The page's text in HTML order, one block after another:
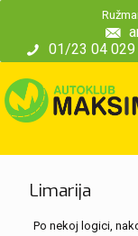
01/23 04 029
Limarija
Po nekoj logici,